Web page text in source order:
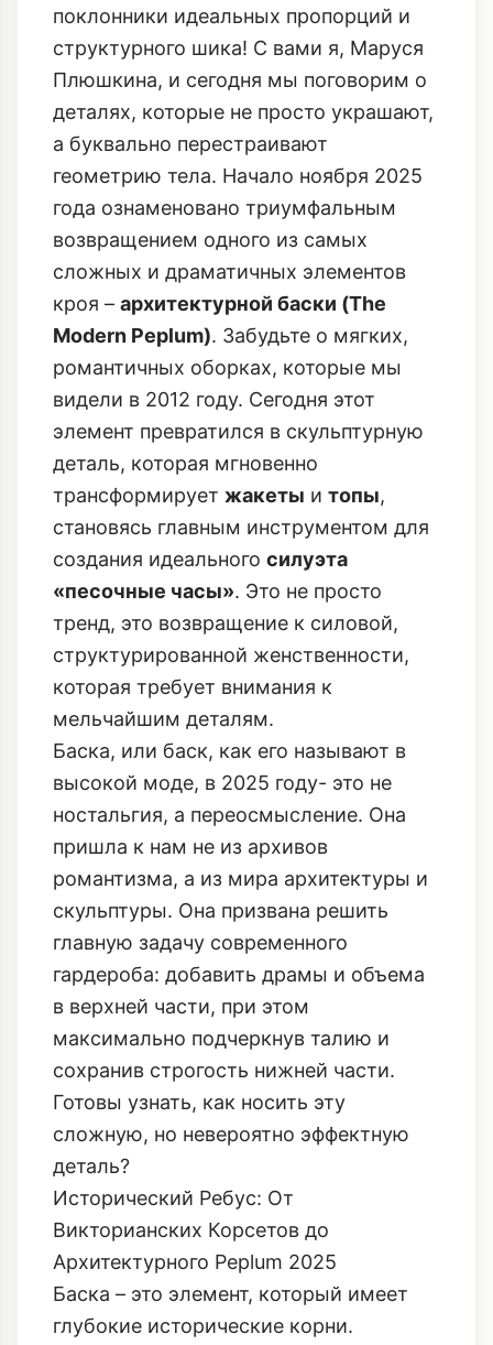
поклонники идеальных пропорций и
структурного шика! С вами я, Маруся
Плюшкина, и сегодня мы поговорим о
деталях, которые не просто украшают,
а буквально перестраивают
геометрию тела. Начало ноября 2025
года ознаменовано триумфальным
возвращением одного из самых
сложных и драматичных элементов
кроя – архитектурной баски (The
Modern Peplum). Забудьте о мягких,
романтичных оборках, которые мы
видели в 2012 году. Сегодня этот
элемент превратился в скульптурную
деталь, которая мгновенно
трансформирует жакеты и топы,
становясь главным инструментом для
создания идеального силуэта
«песочные часы». Это не просто
тренд, это возвращение к силовой,
структурированной женственности,
которая требует внимания к
мельчайшим деталям.
Баска, или баск, как его называют в
высокой моде, в 2025 году- это не
ностальгия, а переосмысление. Она
пришла к нам не из архивов
романтизма, а из мира архитектуры и
скульптуры. Она призвана решить
главную задачу современного
гардероба: добавить драмы и объема
в верхней части, при этом
максимально подчеркнув талию и
сохранив строгость нижней части.
Готовы узнать, как носить эту
сложную, но невероятно эффектную
деталь?
Исторический Ребус: От
Викторианских Корсетов до
Архитектурного Peplum 2025
Баска – это элемент, который имеет
глубокие исторические корни.